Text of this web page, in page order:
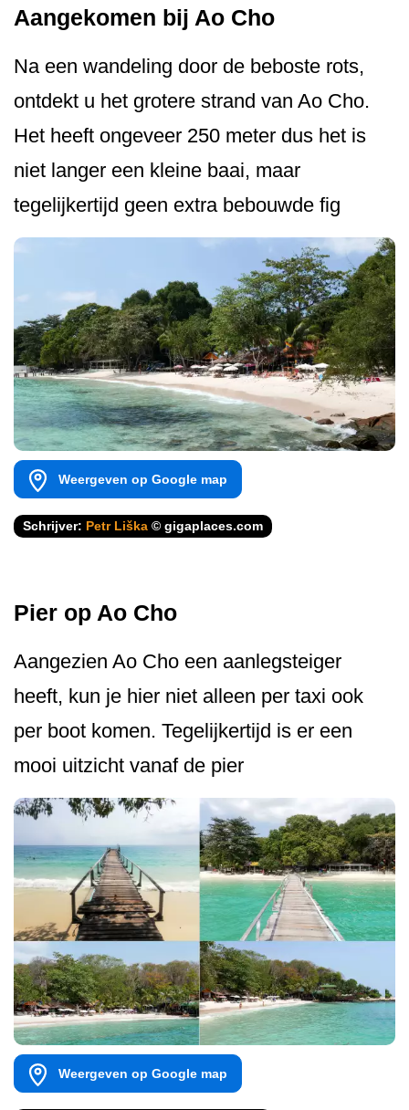
Aangekomen bij Ao Cho
Na een wandeling door de beboste rots,
ontdekt u het grotere strand van Ao Cho.
Het heeft ongeveer 250 meter dus het is
niet langer een kleine baai, maar
tegelijkertijd geen extra bebouwde fig
Weergeven op Google map
Schrijver: Petr Liška © gigaplaces.com
Pier op Ao Cho
Aangezien Ao Cho een aanlegsteiger
heeft, kun je hier niet alleen per taxi ook
per boot komen. Tegelijkertijd is er een
mooi uitzicht vanaf de pier
Weergeven op Google map